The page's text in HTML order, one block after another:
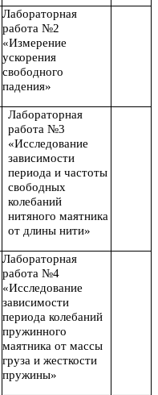
Лабораторная
работа №2
«Измерение
ускорения
свободного
падения»
Лабораторная
работа №3
«Исследование
зависимости
периода и частоты
свободных
колебаний
нитяного маятника
от длины нити»
Лабораторная
работа №4
«Исследование
зависимости
периода колебаний
пружинного
маятника от массы
груза и жесткости
пружины»